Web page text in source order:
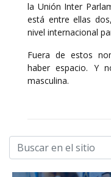
la Unión Inter
está entre ellas
nivel internacional
Fuera de estos
haber espacio. Y
masculina.